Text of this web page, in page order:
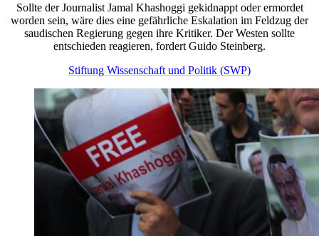
Sollte der Journalist Jamal Khashoggi gekidnappt oder ermordet
worden sein, wäre dies eine gefährliche Eskalation im Feldzug der
saudischen Regierung gegen ihre Kritiker. Der Westen sollte
entschieden reagieren, fordert Guido Steinberg.
Stiftung Wissenschaft und Politik (SWP)